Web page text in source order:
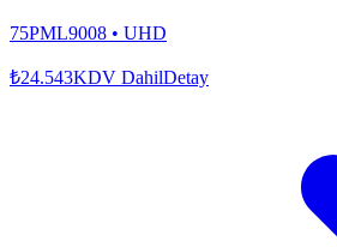
75PML9008 • UHD
₺24.543KDV DahilDetay